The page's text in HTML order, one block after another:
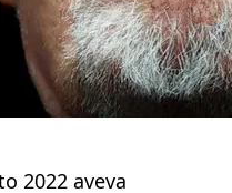
2022 aveva